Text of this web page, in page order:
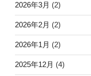
2026年3月 (2)
2026年2月 (2)
2026年1月 (2)
2025年12月 (4)